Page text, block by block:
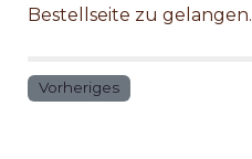
Bestellseite zu gelangen.
Vorheriges